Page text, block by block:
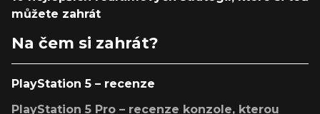
můžete zahrát
Na čem si zahrát?
PlayStation 5 – recenze
PlayStation 5 Pro – recenze konzole, kterou